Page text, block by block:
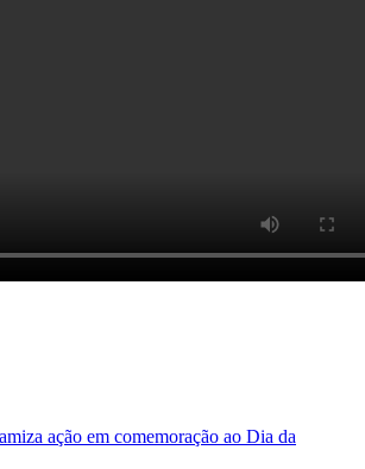
ação em comemoração ao Dia da